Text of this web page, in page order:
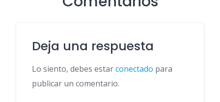
Deja una respuesta
Lo siento, debes estarconectado para
publicar un comentario.